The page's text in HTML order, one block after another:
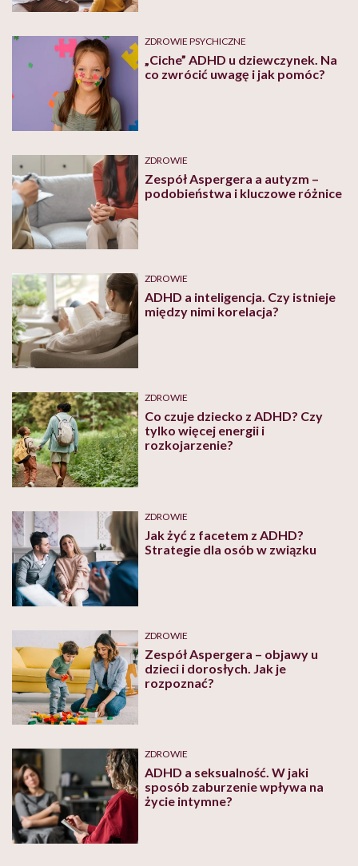
ZDROWIE PSYCHICZNE
„Ciche” ADHD u dziewczynek. Na
co zwrócić uwagę i jak pomóc?
ZDROWIE
Zespół Aspergera a autyzm –
podobieństwa i kluczowe różnice
ZDROWIE
ADHD a inteligencja. Czy istnieje
między nimi korelacja?
ZDROWIE
Co czuje dziecko z ADHD? Czy
tylko więcej energii i
rozkojarzenie?
ZDROWIE
Jak żyć z facetem z ADHD?
Strategie dla osób w związku
ZDROWIE
Zespół Aspergera – objawy u
dzieci i dorosłych. Jak je
rozpoznać?
ZDROWIE
ADHD a seksualność. W jaki
sposób zaburzenie wpływa na
życie intymne?